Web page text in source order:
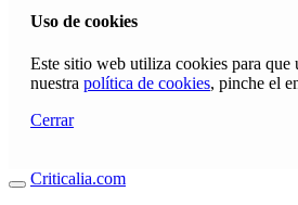
Uso de cookies
Este sitio web utiliza cookies para que
nuestra política de cookies, pinche el
Cerrar
Criticalia.com